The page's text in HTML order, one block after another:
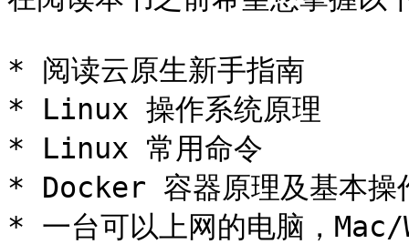
* 阅读云原生新手指南
* Linux 操作系统原理
* Linux 常用命令
* Docker 容器原理及基本操
* 一台可以上网的电脑，